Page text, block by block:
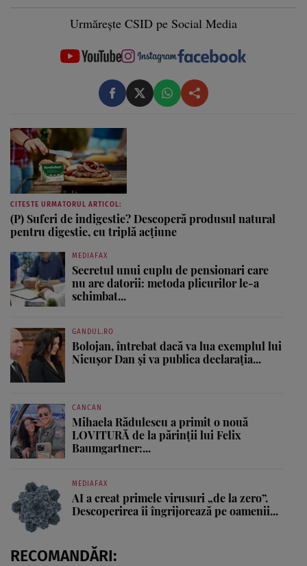
Urmărește CSID pe Social Media
CITESTE URMATORUL ARTICOL:
(P) Suferi de indigestie? Descoperă produsul natural
pentru digestie, cu triplă acțiune
MEDIAFAX
Secretul unui cuplu de pensionari care
nu are datorii: metoda plicurilor le-a
schimbat...
GANDUL.RO
Bolojan, întrebat dacă va lua exemplul lui
Nicușor Dan și va publica declarația...
CANCAN
Mihaela Rădulescu a primit o nouă
LOVITURĂ de la părinții lui Felix
Baumgartner:...
MEDIAFAX
AI a creat primele virusuri „de la zero”.
Descoperirea îi îngrijorează pe oamenii...
RECOMANDĂRI: